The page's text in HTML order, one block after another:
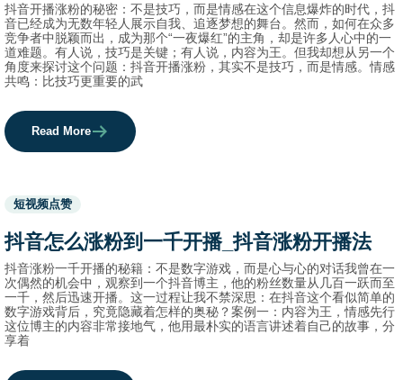
抖音开播涨粉的秘密：不是技巧，而是情感在这个信息爆炸的时代，抖
音已经成为无数年轻人展示自我、追逐梦想的舞台。然而，如何在众多
竞争者中脱颖而出，成为那个“一夜爆红”的主角，却是许多人心中的一
道难题。有人说，技巧是关键；有人说，内容为王。但我却想从另一个
角度来探讨这个问题：抖音开播涨粉，其实不是技巧，而是情感。情感
共鸣：比技巧更重要的武
Read More
Used
before
category
names.
短视频点赞
抖音怎么涨粉到一千开播_抖音涨粉开播法
抖音涨粉一千开播的秘籍：不是数字游戏，而是心与心的对话我曾在一
次偶然的机会中，观察到一个抖音博主，他的粉丝数量从几百一跃而至
一千，然后迅速开播。这一过程让我不禁深思：在抖音这个看似简单的
数字游戏背后，究竟隐藏着怎样的奥秘？案例一：内容为王，情感先行
这位博主的内容非常接地气，他用最朴实的语言讲述着自己的故事，分
享着